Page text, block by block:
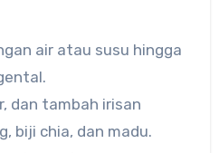
air atau susu hingga
dan tambah irisan
biji chia, dan madu.